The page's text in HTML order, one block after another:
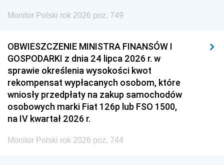
Monitor Polski rok 2026 poz. 749
OBWIESZCZENIE MINISTRA FINANSÓW I
GOSPODARKI z dnia 24 lipca 2026 r. w
sprawie określenia wysokości kwot
rekompensat wypłacanych osobom, które
wniosły przedpłaty na zakup samochodów
osobowych marki Fiat 126p lub FSO 1500,
na IV kwartał 2026 r.
Monitor Polski rok 2026 poz. 744